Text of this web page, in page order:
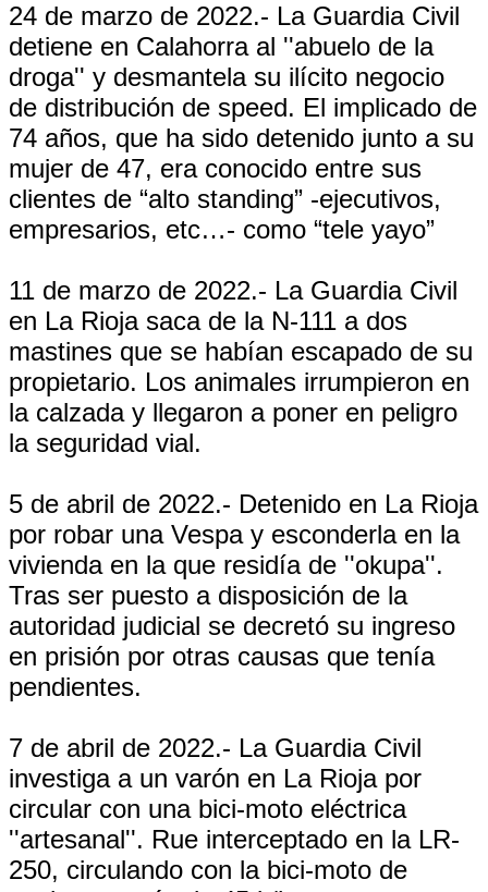
24 de marzo de 2022.- La Guardia Civil
detiene en Calahorra al ''abuelo de la
droga'' y desmantela su ilícito negocio
de distribución de speed. El implicado de
74 años, que ha sido detenido junto a su
mujer de 47, era conocido entre sus
clientes de “alto standing” -ejecutivos,
empresarios, etc…- como “tele yayo”
11 de marzo de 2022.- La Guardia Civil
en La Rioja saca de la N-111 a dos
mastines que se habían escapado de su
propietario. Los animales irrumpieron en
la calzada y llegaron a poner en peligro
la seguridad vial.
5 de abril de 2022.- Detenido en La Rioja
por robar una Vespa y esconderla en la
vivienda en la que residía de ''okupa''.
Tras ser puesto a disposición de la
autoridad judicial se decretó su ingreso
en prisión por otras causas que tenía
pendientes.
7 de abril de 2022.- La Guardia Civil
investiga a un varón en La Rioja por
circular con una bici-moto eléctrica
''artesanal''. Rue interceptado en la LR-
250, circulando con la bici-moto de